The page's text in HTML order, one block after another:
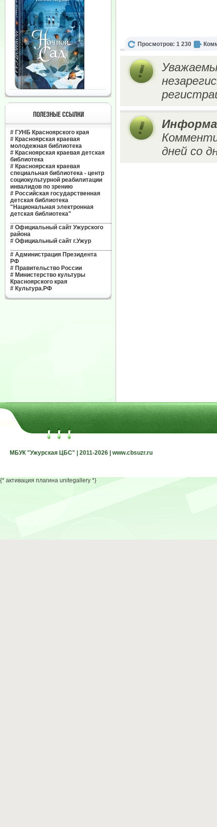
ПОЛЕЗНЫЕ ССЫЛКИ
# ГУНБ Красноярского края
# Красноярская краевая
молодежная библиотека
# Красноярская краевая детская
библиотека
# Красноярская краевая
специальная библиотека - центр
социокультурной реабилитации
инвалидов по зрению
# Российская государственная
детская библиотека
"Национальная электронная
детская библиотека"
# Официальный сайт Ужурского
района
# Официальный сайт г.Ужур
# Администрация Президента
РФ
# Правительство России
# Министерство культуры
Красноярского края
# Культура.РФ
Просмотров: 1 230
дней со
МБУК "Ужурская ЦБС" | 2011-2026 | www.cbsuzr.ru
МБУК "Ужурская ЦБС" | 2011-2026 | www.cbsuzr.ru
{* активация плагина unitegallery *}